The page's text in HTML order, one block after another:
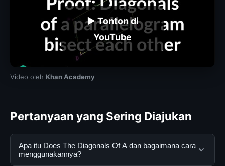
▶ Tonton di
YouTube
Video oleh Khan Academy
Pertanyaan yang Sering Diajukan
Apa itu Does The Diagonals Of A dan bagaimana cara
menggunakannya?